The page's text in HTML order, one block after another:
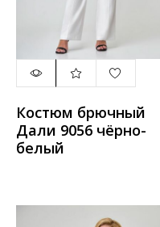
Костюм брючный
Дали 9056 чёрно-
белый